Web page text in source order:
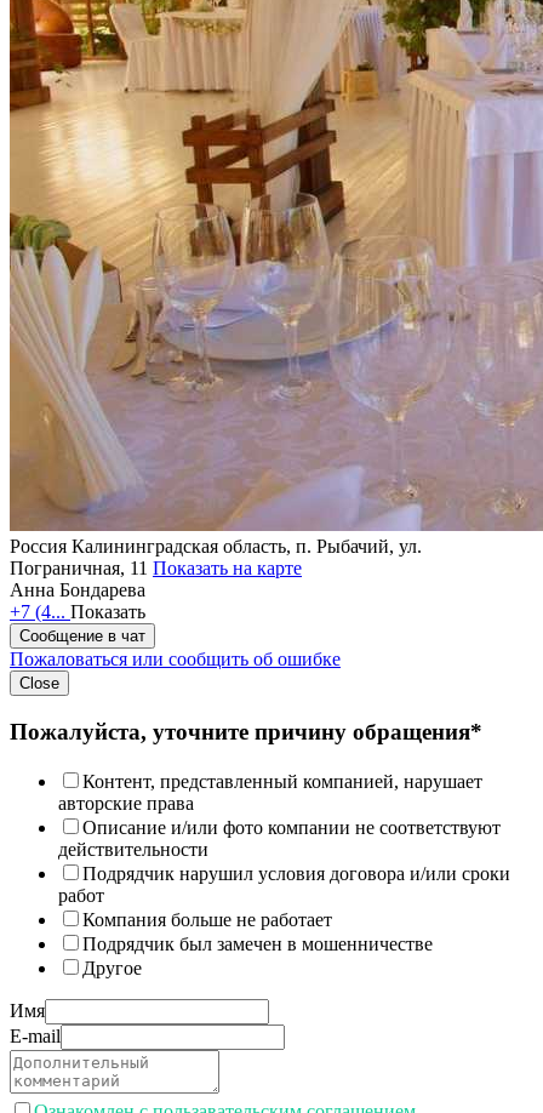
Россия Калининградская область, п. Рыбачий, ул.
Пограничная, 11 Показать на карте
Анна Бондарева
+7 (4... Показать
Сообщение в чат
Пожаловаться или сообщить об ошибке
Close
Пожалуйста, уточните причину обращения*
Контент, представленный компанией, нарушает
авторские права
Описание и/или фото компании не соответствуют
действительности
Подрядчик нарушил условия договора и/или сроки
работ
Компания больше не работает
Подрядчик был замечен в мошенничестве
Другое
Имя
E-mail